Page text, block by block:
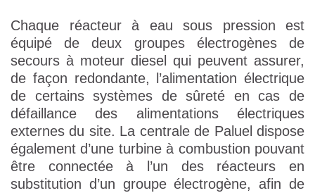
Chaque réacteur à eau sous pression est
équipé de deux groupes électrogènes de
secours à moteur diesel qui peuvent assurer,
de façon redondante, l’alimentation électrique
de certains systèmes de sûreté en cas de
défaillance des alimentations électriques
externes du site. La centrale de Paluel dispose
également d’une turbine à combustion pouvant
être connectée à l’un des réacteurs en
substitution d’un groupe électrogène, afin de